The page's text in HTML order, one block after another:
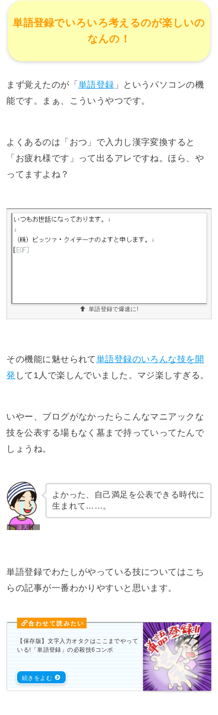
単語登録でいろいろ考えるのが楽しいの
なんの！
まず覚えたのが「 単語登録 」というパソコンの機
能です。まぁ、こういうやつです。
よくあるのは「おつ」で入力し漢字変換すると
「お疲れ様です」って出るアレですね。ほら、や
ってますよね？
単語登録で爆速に!
その機能に魅せられて単語登録のいろんな技を開
発 して1人で楽しんでいました。マジ楽しすぎる。
いやー、ブログがなかったらこんなマニアックな
技を公表する場もなく墓まで持っていってたんで
しょうね。
よかった、自己満足を公表できる時代に
生まれて……。
単語登録でわたしがやっている技についてはこち
らの記事が一番わかりやすいと思います。
【保存版】文字入力オタクはここまでやって
いる!「単語登録」の必殺技6コンボ